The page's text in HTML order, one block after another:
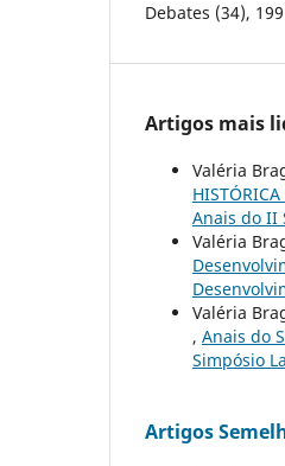
Debates (34),
Artigos mais
Valéria
HISTÓRICA
Anais do II
Valéria
Valéria
, Anais do
Simpósio
Artigos